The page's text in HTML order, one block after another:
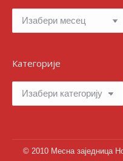
Категорије
© 2010 Месна заједница